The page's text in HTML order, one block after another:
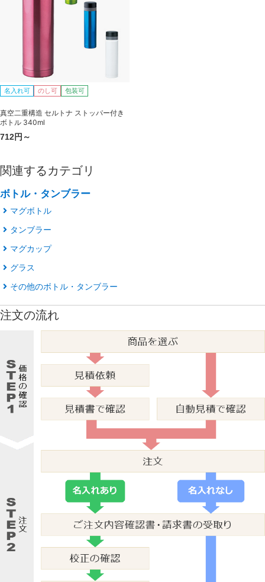
名入れ可 のし可 包装可
真空二重構造 セルトナ ストッパー付き
ボトル 340ml
712円～
関連するカテゴリ
ボトル・タンブラー
マグボトル
タンブラー
マグカップ
グラス
その他のボトル・タンブラー
注文の流れ